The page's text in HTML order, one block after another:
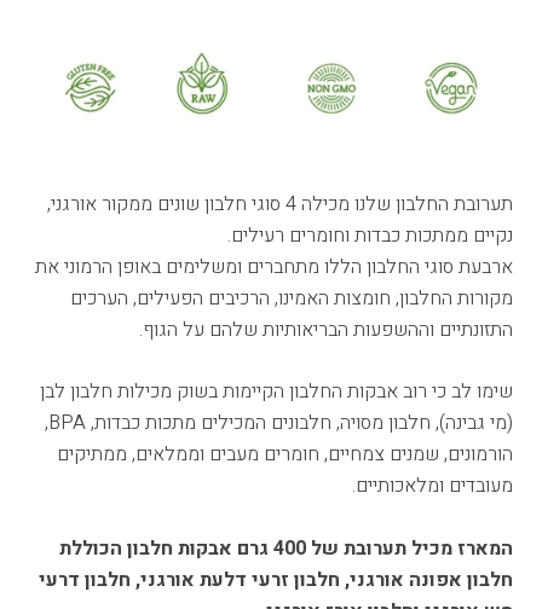
תערובת החלבון שלנו מכילה 4 סוגי חלבון שונים ממקור אורגני,
נקיים ממתכות כבדות וחומרים רעילים.
ארבעת סוגי החלבון הללו מתחברים ומשלימים באופן הרמוני את
מקורות החלבון, חומצות האמינו, הרכיבים הפעילים, הערכים
התזונתיים וההשפעות הבריאותיות שלהם על הגוף.
שימו לב כי רוב אבקות החלבון הקיימות בשוק מכילות חלבון לבן
(מי גבינה), חלבון מסויה, חלבונים המכילים מתכות כבדות, BPA,
הורמונים, שמנים צמחיים, חומרים מעבים וממלאים, ממתיקים
מעובדים ומלאכותיים.
המארז מכיל תערובת של 400 גרם אבקות חלבון הכוללת
חלבון אפונה אורגני, חלבון זרעי דלעת אורגני, חלבון דרעי